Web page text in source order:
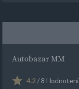
Autobazar MM
4.2/ 8 Hodnotení